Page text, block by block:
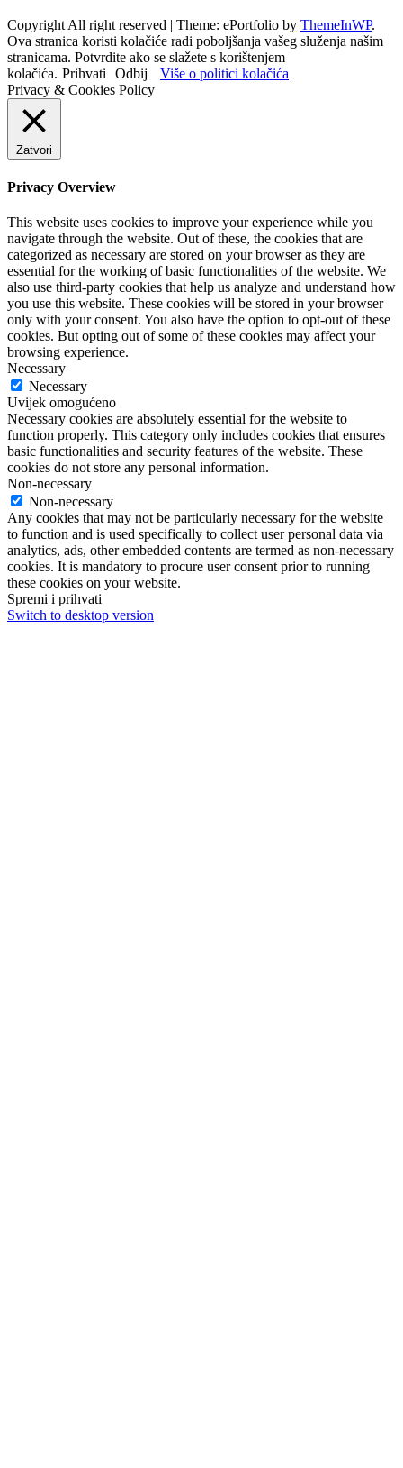
Copyright All right reserved Theme: ePortfolio by ThemeInWP.
Ova stranica koristi kolačiće radi poboljšanja vašeg služenja našim
stranicama. Potvrdite ako se slažete s korištenjem
kolačića. Prihvati Odbij
Više o politici kolačića
Privacy & Cookies Policy
Zatvori
Privacy Overview
This website uses cookies to improve your experience while you
navigate through the website. Out of these, the cookies that are
categorized as necessary are stored on your browser as they are
essential for the working of basic functionalities of the website. We
also use third-party cookies that help us analyze and understand how
you use this website. These cookies will be stored in your browser
only with your consent. You also have the option to opt-out of these
cookies. But opting out of some of these cookies may affect your
browsing experience.
Necessary
Necessary
Uvijek omogućeno
Necessary cookies are absolutely essential for the website to
function properly. This category only includes cookies that ensures
basic functionalities and security features of the website. These
cookies do not store any personal information.
Non-necessary
Non-necessary
Any cookies that may not be particularly necessary for the website
to function and is used specifically to collect user personal data via
analytics, ads, other embedded contents are termed as non-necessary
cookies. It is mandatory to procure user consent prior to running
these cookies on your website.
Spremi i prihvati
Switch to desktop version